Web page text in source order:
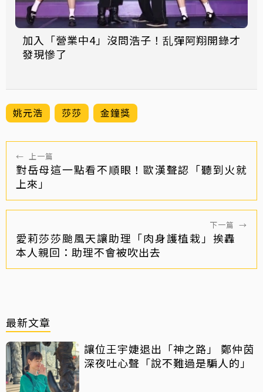
加入「營業中4」沒問浩子！乱彈阿翔開錄才
發現慘了
姚元浩 莎莎 金鐘獎
← 上一篇
對岳母這一點看不順眼！歐漢聲認「聽到火就
上來」
下一篇 →
愛莉莎莎颱風天讓助理「肉身護植栽」挨轟
本人親回：助理不會被吹出去
最新文章
讓位王宇婕退出「神之路」 鄭仲茵
深夜吐心聲「說不難過是騙人的」